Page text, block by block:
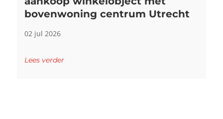
bovenwoning centrum Utrecht
02 jul 2026
Lees verder